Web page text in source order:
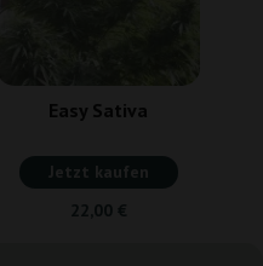
Easy Sativa
Jetzt kaufen
22,00 €